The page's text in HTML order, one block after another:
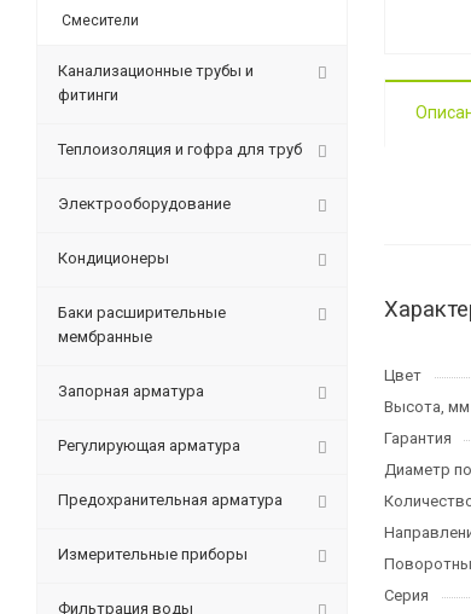
Цвет
Высота, мм
Гарантия
Диаметр
Серия
Смесители
Канализационные трубы и
фитинги
Теплоизоляция и гофра для труб
Электрооборудование
Кондиционеры
Баки расширительные
мембранные
Запорная арматура
Регулирующая арматура
Предохранительная арматура
Измерительные приборы
Фильтрация воды